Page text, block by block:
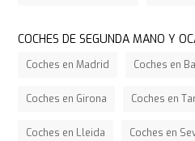
COCHES DE SEGUNDA MANO Y
Coches en Madrid Coches en
Coches en Girona Coches en
Coches en Lleida Coches en